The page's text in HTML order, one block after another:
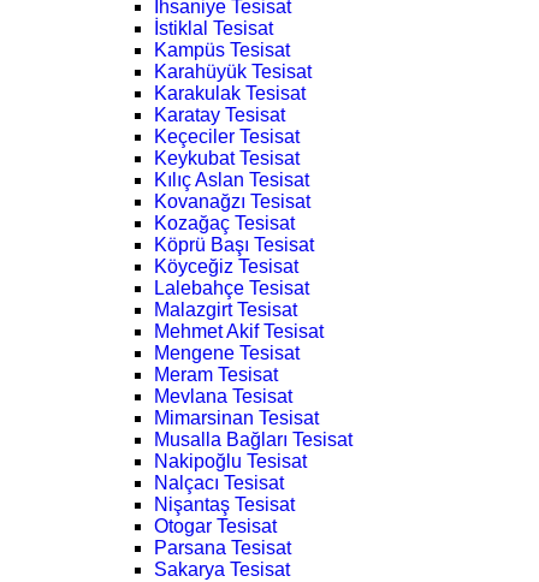
İhsaniye Tesisat
İstiklal Tesisat
Kampüs Tesisat
Karahüyük Tesisat
Karakulak Tesisat
Karatay Tesisat
Keçeciler Tesisat
Keykubat Tesisat
Kılıç Aslan Tesisat
Kovanağzı Tesisat
Kozağaç Tesisat
Köprü Başı Tesisat
Köyceğiz Tesisat
Lalebahçe Tesisat
Malazgirt Tesisat
Mehmet Akif Tesisat
Mengene Tesisat
Meram Tesisat
Mevlana Tesisat
Mimarsinan Tesisat
Musalla Bağları Tesisat
Nakipoğlu Tesisat
Nalçacı Tesisat
Nişantaş Tesisat
Otogar Tesisat
Parsana Tesisat
Sakarya Tesisat